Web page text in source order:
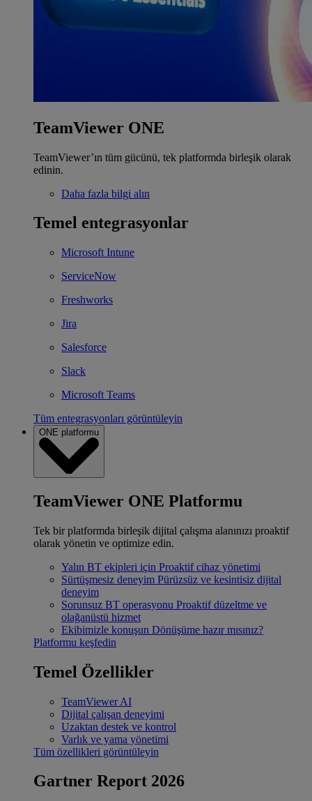
TeamViewer ONE
TeamViewer’ın tüm gücünü, tek platformda birleşik olarak
edinin.
Daha fazla bilgi alın
Temel entegrasyonlar
Microsoft Intune
ServiceNow
Freshworks
Jira
Salesforce
Slack
Microsoft Teams
Tüm entegrasyonları görüntüleyin
ONE platformu
TeamViewer ONE Platformu
Tek bir platformda birleşik dijital çalışma alanınızı proaktif
olarak yönetin ve optimize edin.
Yalın BT ekipleri için Proaktif cihaz yönetimi
Sürtüşmesiz deneyim Pürüzsüz ve kesintisiz dijital
deneyim
Sorunsuz BT operasyonu Proaktif düzeltme ve
olağanüstü hizmet
Ekibimizle konuşun Dönüşüme hazır mısınız?
Platformu keşfedin
Temel Özellikler
TeamViewer AI
Dijital çalışan deneyimi
Uzaktan destek ve kontrol
Varlık ve yama yönetimi
Tüm özellikleri görüntüleyin
Gartner Report 2026